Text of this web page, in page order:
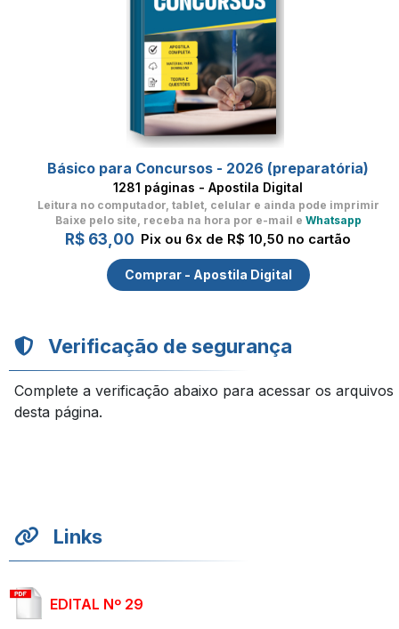
Básico para Concursos - 2026 (preparatória)
1281 páginas - Apostila Digital
Leitura no computador, tablet, celular e ainda pode imprimir
Baixe pelo site, receba na hora por e-mail e Whatsapp
R$ 63,00 Pix ou 6x de R$ 10,50 no cartão
Comprar - Apostila Digital
Verificação de segurança
Complete a verificação abaixo para acessar os arquivos
desta página.
Links
EDITAL Nº 29